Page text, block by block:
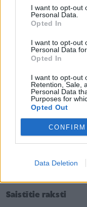
I want to opt-out
Personal Data.
Opted In
I want to opt-out
Personal Data
Opted In
I want to opt-out
Retention, Sale,
Personal Data
Purposes for
Opted Out
CONFIRM
Data Deletion
aizskrūvē.
Burkas apgriež
pievelkas.
6. Papildu
Pievieno
Āboliemlabi
kanēlis un
No vīnogām
tumīgu un
Saistītie raksti